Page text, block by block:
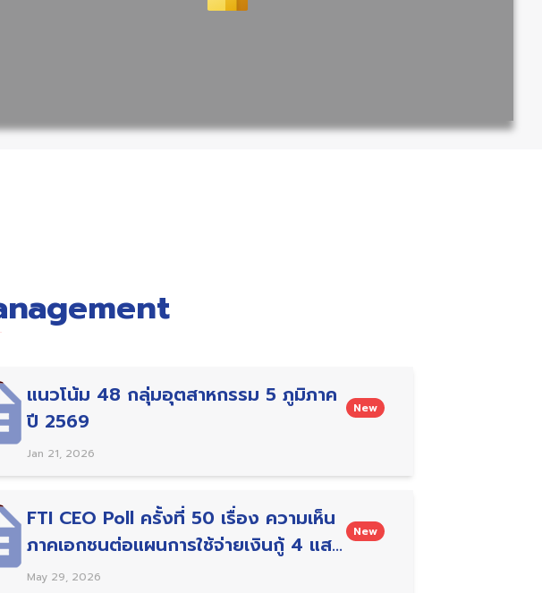
แนวโน้ม 48 กลุ่มอุตสาหกรรม 5 ภูมิภาค
ปี 2569
New
Jan 21, 2026
FTI CEO Poll ครั้งที่ 50 เรื่อง ความเห็น
ภาคเอกชนต่อแผนการใช้จ่ายเงินกู้ 4 แสน
ล้านบาท
New
May 29, 2026